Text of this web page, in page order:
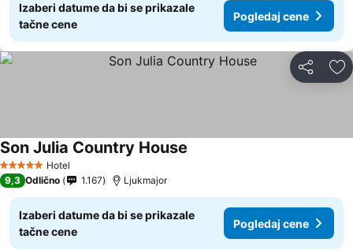
Izaberi datume da bi se prikazale
tačne cene
Pogledaj cene
Deli
5 ZvezdiceHotel
Son Julia Country House
9,3 Odlično 1.167 Ljukmajor
Izaberi datume da bi se prikazale
tačne cene
Pogledaj cene